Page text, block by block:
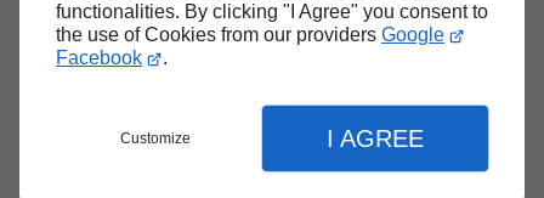
functionalities. By clicking "I Agree" you consent to
the use of Cookies from our providers Google
Facebook
.
Customize I AGREE